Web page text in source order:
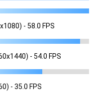
- 58.0 FPS
- 54.0 FPS
- 35.0 FPS